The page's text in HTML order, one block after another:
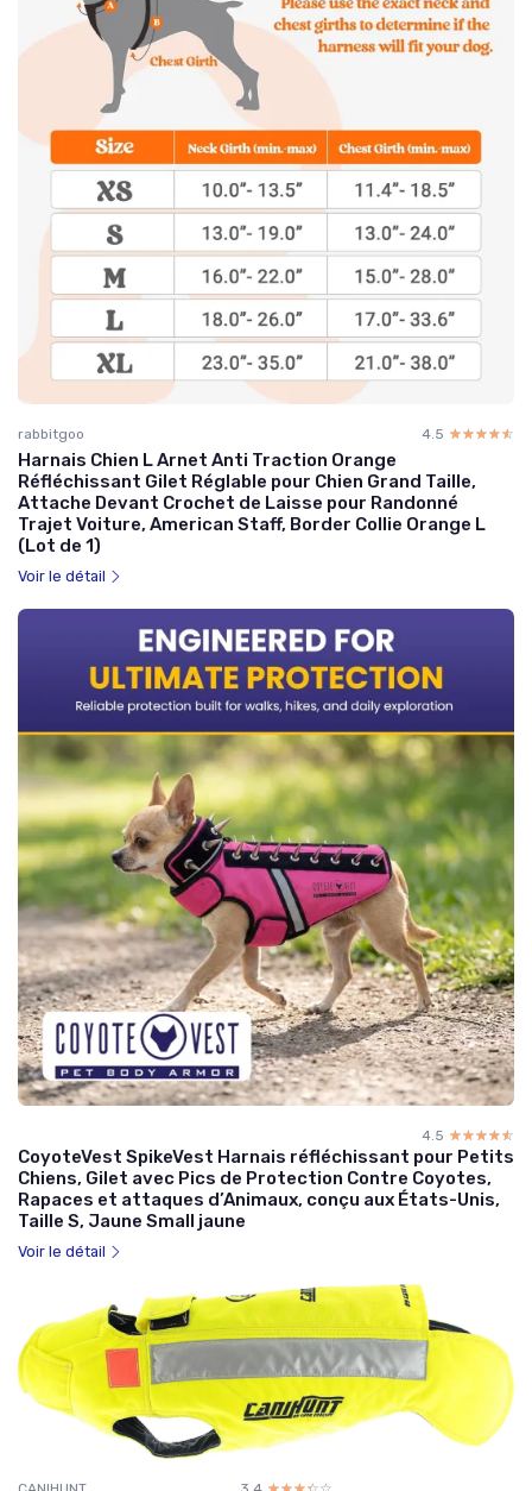
rabbitgoo 4.5 ☆☆☆☆☆
★★★★★
Harnais Chien L Arnet Anti Traction Orange
Réfléchissant Gilet Réglable pour Chien Grand Taille,
Attache Devant Crochet de Laisse pour Randonné
Trajet Voiture, American Staff, Border Collie Orange L
(Lot de 1)
Voir le détail
4.5 ☆☆☆☆☆
★★★★★
CoyoteVest SpikeVest Harnais réfléchissant pour Petits
Chiens, Gilet avec Pics de Protection Contre Coyotes,
Rapaces et attaques d’Animaux, conçu aux États-Unis,
Taille S, Jaune Small jaune
Voir le détail